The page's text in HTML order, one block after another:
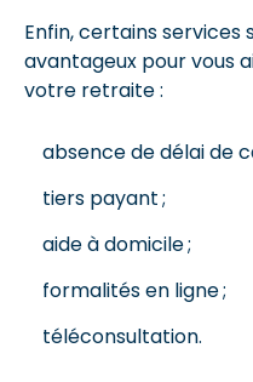
Enfin, certains
avantageux pour vous
votre retraite :
absence de délai de
tiers payant ;
aide à domicile ;
formalités en ligne ;
téléconsultation.